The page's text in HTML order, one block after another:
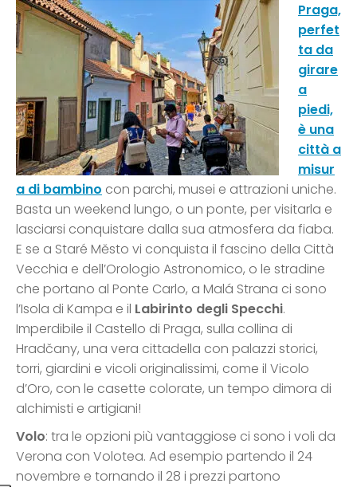
Praga,
perfet
ta da
girare
a
piedi,
è una
città a
misur
a di bambino con parchi, musei e attrazioni uniche.
Basta un weekend lungo, o un ponte, per visitarla e
lasciarsi conquistare dalla sua atmosfera da fiaba.
E se a Staré Město vi conquista il fascino della Città
Vecchia e dell’Orologio Astronomico, o le stradine
che portano al Ponte Carlo, a Malá Strana ci sono
l’Isola di Kampa e il Labirinto degli Specchi.
Imperdibile il Castello di Praga, sulla collina di
Hradčany, una vera cittadella con palazzi storici,
torri, giardini e vicoli originalissimi, come il Vicolo
d’Oro, con le casette colorate, un tempo dimora di
alchimisti e artigiani!
Volo: tra le opzioni più vantaggiose ci sono i voli da
Verona con Volotea. Ad esempio partendo il 24
novembre e tornando il 28 i prezzi partono